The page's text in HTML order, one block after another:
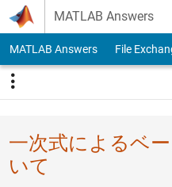
Skip to content
MATLAB Answers
MATLAB Answers File
一次式によるベ
いて